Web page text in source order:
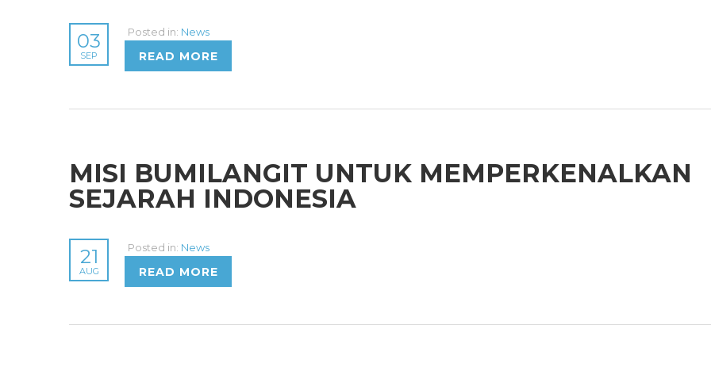
03
SEP
Posted in: News
READ MORE
MISI BUMILANGIT UNTUK MEMPERKENALKAN
SEJARAH INDONESIA
21
AUG
Posted in: News
READ MORE